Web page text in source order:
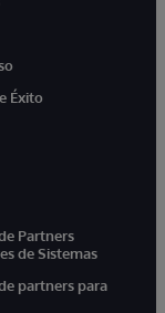
Éxito
Partners
de Sistemas
partners para